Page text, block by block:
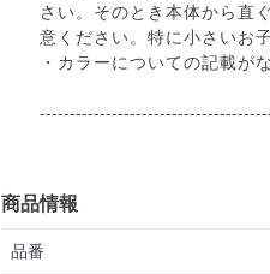
さい。そのとき本体から直
意ください。特に小さいお
・カラーについての記載が
商品情報
品番